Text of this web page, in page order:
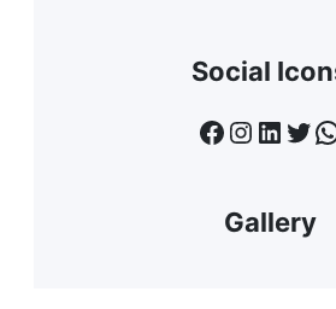
Social
Facebook InstagramLinkedIn Twitter WhatsApp
Gallery